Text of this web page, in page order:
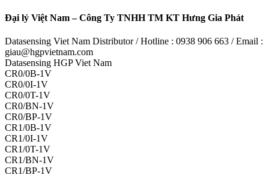
Đại lý Việt Nam – Công Ty TNHH TM KT Hưng Gia Phát
Datasensing Viet Nam Distributor / Hotline : 0938 906 663 / Email :
giau@hgpvietnam.com
Datasensing HGP Viet Nam
CR0/0B-1V
CR0/0I-1V
CR0/0T-1V
CR0/BN-1V
CR0/BP-1V
CR1/0B-1V
CR1/0I-1V
CR1/0T-1V
CR1/BN-1V
CR1/BP-1V